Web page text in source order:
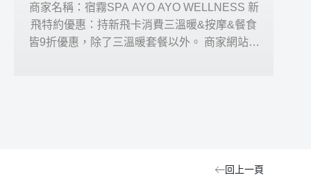
商家名稱：宿霧SPA AYO AYO WELLNESS 新
飛特約優惠：持新飛卡消費三溫暖&按摩&餐食
皆9折優惠，除了三溫暖套餐以外。 商家網站：
回上一頁